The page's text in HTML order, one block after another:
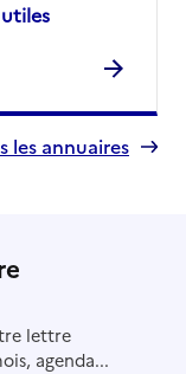
les annuaires
lettre
agenda...